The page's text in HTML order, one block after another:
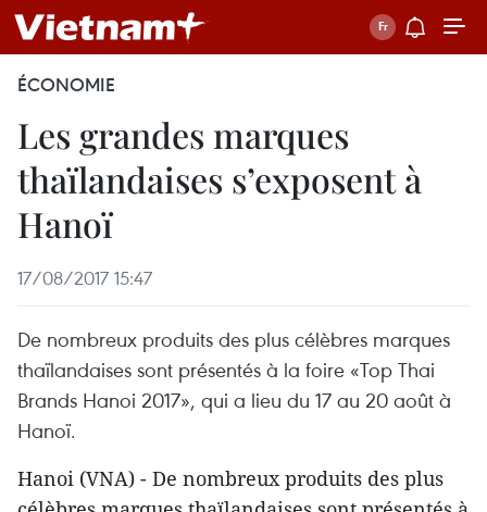
ÉCONOMIE
Les grandes marques
thaïlandaises s’exposent à
Hanoï
17/08/2017 15:47
De nombreux produits des plus célèbres marques
thaïlandaises sont présentés à la foire «Top Thai
Brands Hanoi 2017», qui a lieu du 17 au 20 août à
Hanoï.
Hanoi (VNA) - De nombreux produits des plus